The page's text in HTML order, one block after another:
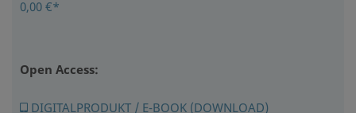
0,00 €*
Open Access:
DIGITALPRODUKT / E-BOOK (DOWNLOAD)